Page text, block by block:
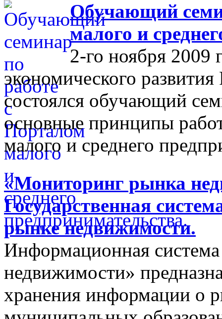
Обучающий
малого и
2-го ноября 2009
экономического
состоялся обучающий
основные принципы
малого и среднего
«Мониторинг рынка
Государственная
рынке недвижимости.
Информационная
недвижимости»
хранения информации о